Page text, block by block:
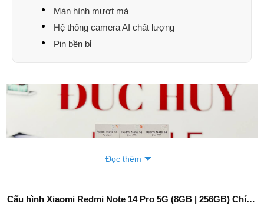
Màn hình mượt mà
Hệ thống camera AI chất lượng
Pin bền bỉ
Đọc thêm
Cấu hình Xiaomi Redmi Note 14 Pro 5G (8GB | 256GB) Chính Hãng